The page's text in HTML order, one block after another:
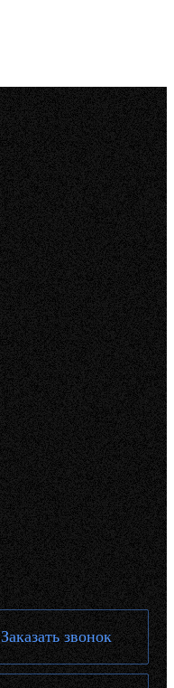
Заказать звонок